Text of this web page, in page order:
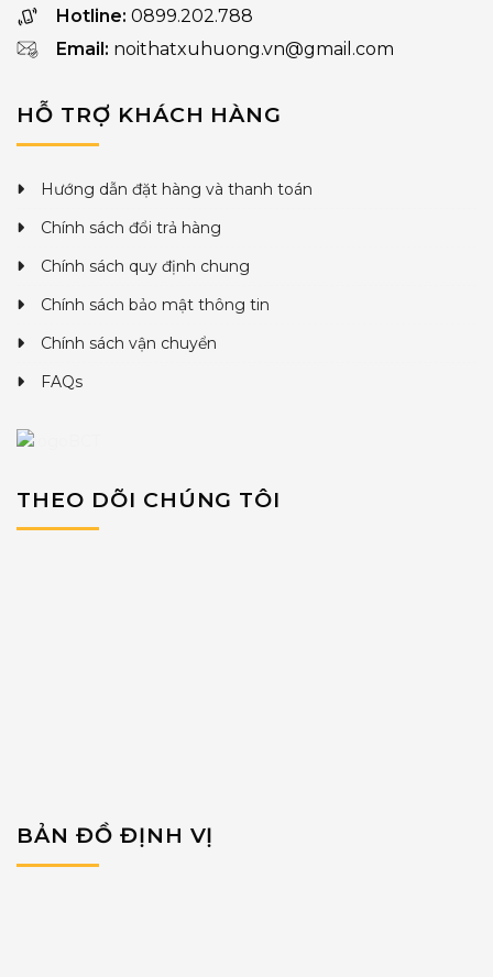
Hotline: 0899.202.788
Email: noithatxuhuong.vn@gmail.com
HỖ TRỢ KHÁCH HÀNG
Hướng dẫn đặt hàng và thanh toán
Chính sách đổi trả hàng
Chính sách quy định chung
Chính sách bảo mật thông tin
Chính sách vận chuyển
FAQs
THEO DÕI CHÚNG TÔI
BẢN ĐỒ ĐỊNH VỊ